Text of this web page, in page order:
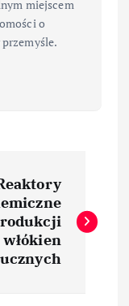
miejscem
o
włókien